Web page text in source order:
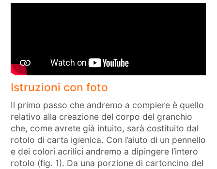
Istruzioni con foto
Il primo passo che andremo a compiere è quello
relativo alla creazione del corpo del granchio
che, come avrete già intuito, sarà costituito dal
rotolo di carta igienica. Con l’aiuto di un pennello
e dei colori acrilici andremo a dipingere l’intero
rotolo (fig. 1). Da una porzione di cartoncino del